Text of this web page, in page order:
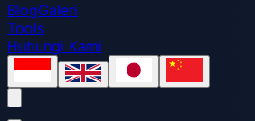
BlogGaleri
Tools
Hubungi Kami